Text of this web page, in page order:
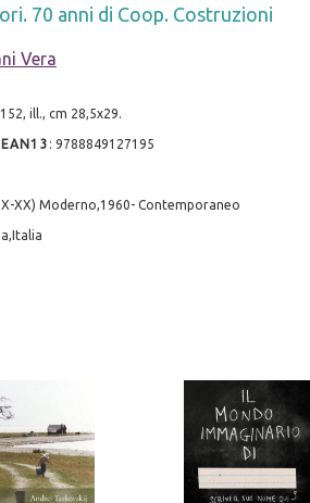
70 anni di Coop. Costruzioni
Vera
ill., cm 28,5x29.
EAN13 : 9788849127195
XX) Moderno,1960- Contemporaneo